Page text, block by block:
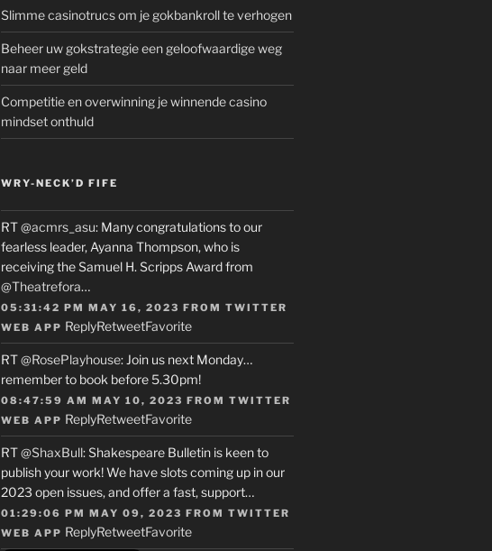
Slimme casinotrucs om je gokbankroll te verhogen
Beheer uw gokstrategie een geloofwaardige weg
naar meer geld
Competitie en overwinning je winnende casino
mindset onthuld
WRY-NECK’D FIFE
RT@acmrs_asu: Many congratulations to our
fearless leader, Ayanna Thompson, who is
receiving the Samuel H. Scripps Award from
@Theatrefora…
05:31:42 PM MAY 16, 2023 FROM TWITTER
WEB APP ReplyRetweetFavorite
RT@RosePlayhouse: Join us next Monday…
remember to book before 5.30pm!
08:47:59 AM MAY 10, 2023 FROM TWITTER
WEB APP ReplyRetweetFavorite
RT@ShaxBull: Shakespeare Bulletin is keen to
publish your work! We have slots coming up in our
2023 open issues, and offer a fast, support…
01:29:06 PM MAY 09, 2023 FROM TWITTER
WEB APP ReplyRetweetFavorite